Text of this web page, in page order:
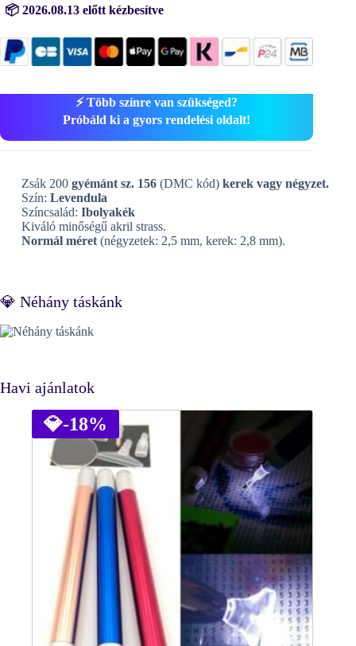
156
📦 2026.08.13 előtt kézbesítve
⚡ Több színre van szükséged?
Próbáld ki a gyors rendelési oldalt!
Zsák 200 gyémánt sz. 156(DMC kód) kerek vagy négyzet.
Szín: Levendula
Színcsalád: Ibolyakék
Kiváló minőségű akril strass.
Normál méret(négyzetek: 2,5 mm, kerek: 2,8 mm).
💎 Néhány táskánk
Havi ajánlatok
💎-18%